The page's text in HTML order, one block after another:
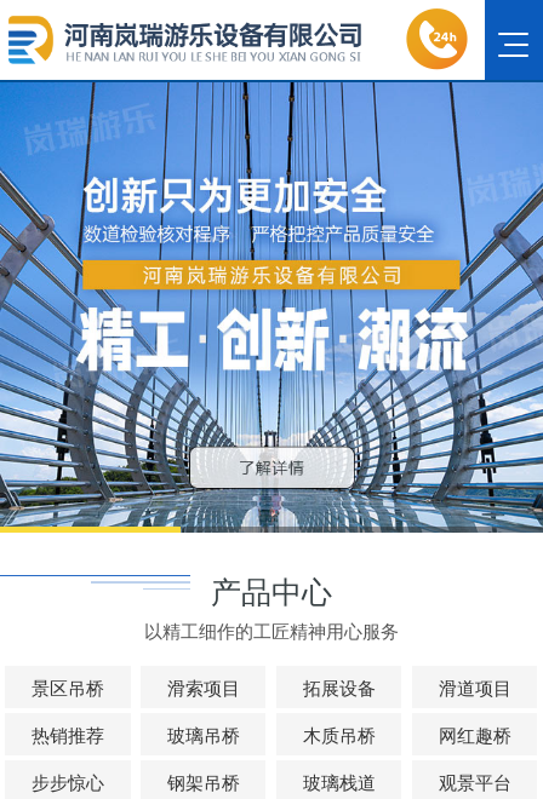
1 2 3
产品中心
以精工细作的工匠精神用心服务
景区吊桥 滑索项目 拓展设备
滑道项目
热销推荐
玻璃吊桥 木质吊桥
网红趣桥
步步惊心
钢架吊桥 玻璃栈道
观景平台